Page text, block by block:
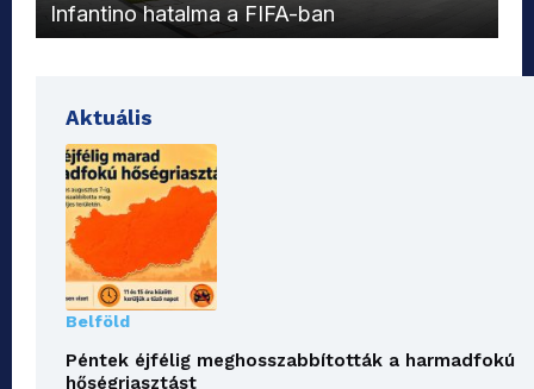
Infantino hatalma a FIFA-ban
Aktuális
Belföld
Péntek éjfélig meghosszabbították a harmadfokú
hőségriasztást